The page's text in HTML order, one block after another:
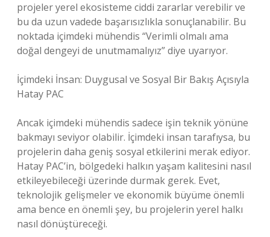
projeler yerel ekosisteme ciddi zararlar verebilir ve
bu da uzun vadede başarısızlıkla sonuçlanabilir. Bu
noktada içimdeki mühendis “Verimli olmalı ama
doğal dengeyi de unutmamalıyız” diye uyarıyor.
İçimdeki İnsan: Duygusal ve Sosyal Bir Bakış Açısıyla
Hatay PAC
Ancak içimdeki mühendis sadece işin teknik yönüne
bakmayı seviyor olabilir. İçimdeki insan tarafıysa, bu
projelerin daha geniş sosyal etkilerini merak ediyor.
Hatay PAC’in, bölgedeki halkın yaşam kalitesini nasıl
etkileyebileceği üzerinde durmak gerek. Evet,
teknolojik gelişmeler ve ekonomik büyüme önemli
ama bence en önemli şey, bu projelerin yerel halkı
nasıl dönüştüreceği.